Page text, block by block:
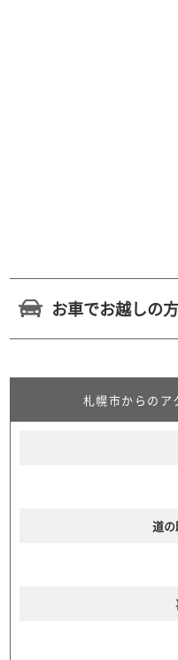
お車でお越しの方
札幌市からのア
道